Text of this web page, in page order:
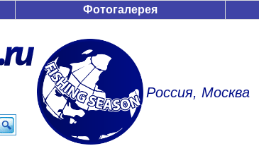
Фотогалерея
Россия, Москва